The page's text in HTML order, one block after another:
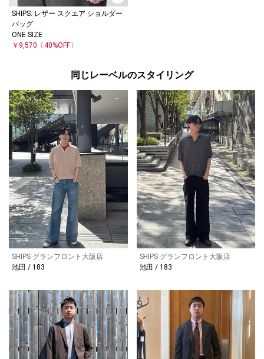
SHIPS: レザー スクエア ショルダー
バッグ
ONE SIZE
￥9,570 〔40%OFF〕
同じレーベルのスタイリング
SHIPS グランフロント大阪店
池田 / 183
SHIPS グランフロント大阪店
池田 / 183